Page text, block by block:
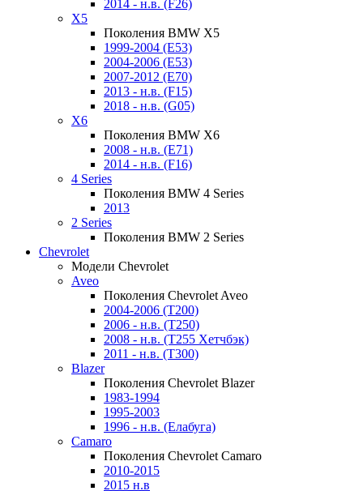
2014 - н.в. (F26)
X5
Поколения BMW X5
1999-2004 (E53)
2004-2006 (E53)
2007-2012 (E70)
2013 - н.в. (F15)
2018 - н.в. (G05)
X6
Поколения BMW X6
2008 - н.в. (E71)
2014 - н.в. (F16)
4 Series
Поколения BMW 4 Series
2013
2 Series
Поколения BMW 2 Series
Chevrolet
Модели Chevrolet
Aveo
Поколения Chevrolet Aveo
2004-2006 (T200)
2006 - н.в. (T250)
2008 - н.в. (T255 Хетчбэк)
2011 - н.в. (Т300)
Blazer
Поколения Chevrolet Blazer
1983-1994
1995-2003
1996 - н.в. (Елабуга)
Camaro
Поколения Chevrolet Camaro
2010-2015
2015 н.в